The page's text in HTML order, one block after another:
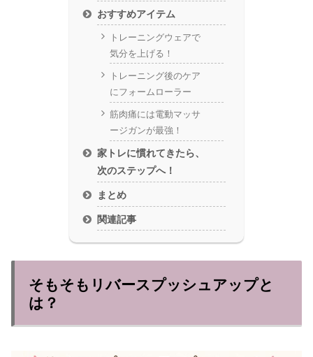
おすすめアイテム
トレーニングウェアで
気分を上げる！
トレーニング後のケア
にフォームローラー
筋肉痛には電動マッサ
ージガンが最強！
家トレに慣れてきたら、
次のステップへ！
まとめ
関連記事
そもそもリバースプッシュアップと
は？